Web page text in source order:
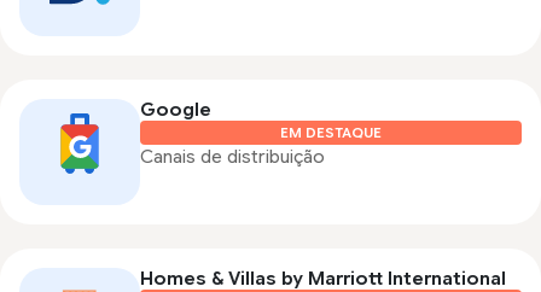
Google
EM DESTAQUE
Canais de distribuição
Homes & Villas by Marriott International